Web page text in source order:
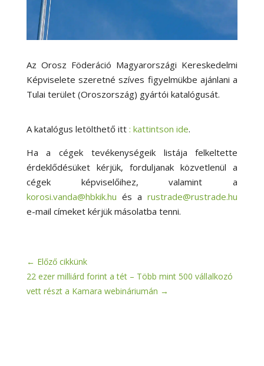
Az Orosz Föderáció Magyarországi Kereskedelmi
Képviselete szeretné szíves figyelmükbe ajánlani a
Tulai terület (Oroszország) gyártói katalógusát.
A katalógus letölthető itt : kattintson ide.
Ha a cégek tevékenységeik listája felkeltette
érdeklődésüket kérjük, forduljanak közvetlenül a
cégek képviselőihez, valamint a
korosi.vanda@hbkik.hu és arustrade@rustrade.hu
e-mail címeket kérjük másolatba tenni.
← Előző cikkünk
22 ezer milliárd forint a tét – Több mint 500 vállalkozó
vett részt a Kamara webináriumán →